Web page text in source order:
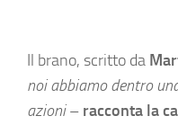
Il brano, scritto da
noi abbiamo dentro
azioni– racconta la